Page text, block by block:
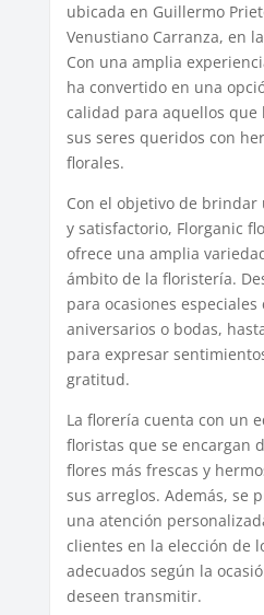
ubicada en Guillermo
Venustiano Carranza, en
Con una amplia
ha convertido en una
calidad para aquellos que
sus seres queridos con
florales.
Con el objetivo de
y satisfactorio, Florganic
ofrece una amplia
ámbito de la floristería.
para ocasiones
aniversarios o bodas,
para expresar
gratitud.
La florería cuenta con un
floristas que se encargan
flores más frescas y
sus arreglos. Además, se
una atención
clientes en la elección de
adecuados según la
deseen transmitir.